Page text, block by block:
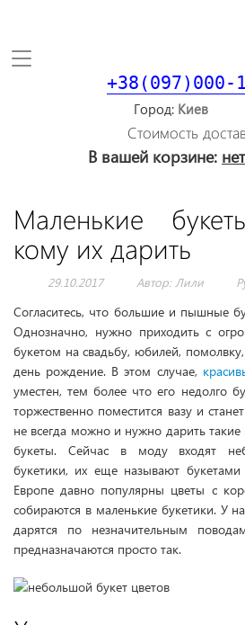
Toggle
+38(097)000-
Город
Стоимость
В вашей корзине:
Маленькие
кому их дарить
29.10.2017 Автор: Лили
Согласитесь, что большие и пышные
Однозначно, нужно приходить с
букетом на свадьбу, юбилей,
день рождение. В этом случае,
уместен, тем более что его недолго
торжественно поместится вазу и
не всегда можно и нужно дарить
букеты. Сейчас в моду входят
букетики, их еще называют
Европе давно популярны цветы с
собираются в маленькие букетики. У
дарятся по незначительным
предназначаются просто так.